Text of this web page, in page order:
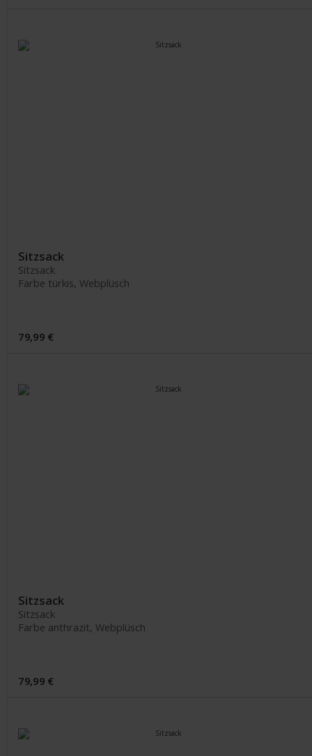
Sitzsack
Sitzsack
Farbe türkis, Webplüsch
79,99 €
Sitzsack
Sitzsack
Farbe anthrazit, Webplüsch
79,99 €